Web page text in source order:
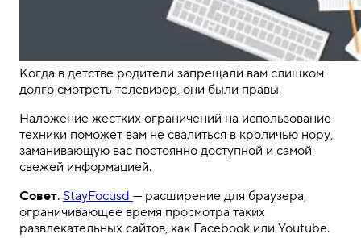
Когда в детстве родители запрещали вам слишком
долго смотреть телевизор, они были правы.
Наложение жестких ограничений на использование
техники поможет вам не свалиться в кроличью нору,
заманивающую вас постоянно доступной и самой
свежей информацией.
Совет. StayFocusd — расширение для браузера,
ограничивающее время просмотра таких
развлекательных сайтов, как Facebook или Youtube.